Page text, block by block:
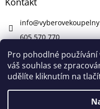
Pro pohodlné
váš souhlas se
udělíte kliknutím na
info@
605 570 770
https://